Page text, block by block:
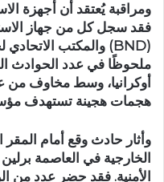
ومراقبة يُعتقد أن أجهزة
فقد سجل كل من جهاز
ملحوظًا في عدد الحوادث
أوكرانيا، وسط مخاوف من
هجمات هجينة تستهدف
وأثار حادث وقع أمام المقر
الخارجية في العاصمة
الأمنية. فقد حضر عدد من